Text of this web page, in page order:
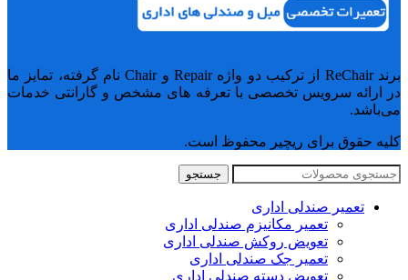
برند ReChair از ترکیب دو واژه Repair و Chair نام گرفته، تمایز ما
در ارائه سرویس تخصصی با تعرفه های مشخص و گارانتی خدمات
می‌باشد.
کلیه حقوق برای ریچیر محفوظ است.
جستجو
تعمیر صندلی اداری
تعمیر مکانیزم صندلی اداری
تعویض روکش صندلی اداری
تعمیر جک صندلی اداری
تعویض دسته صندلی اداری